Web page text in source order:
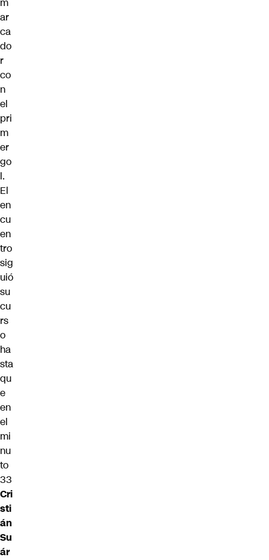
ar
ca
do
r
co
n
el
pri
m
er
go
l.
El
en
cu
en
tro
sig
uió
su
cu
rs
o
ha
sta
qu
e
en
el
mi
nu
to
33
Cri
sti
án
Su
ár